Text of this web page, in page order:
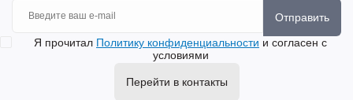
Отправить
Я прочитал Политику конфиденциальности и согласен с
условиями
Перейти в контакты